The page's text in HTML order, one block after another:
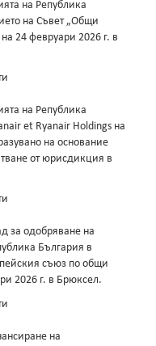
на Република
на Съвет „Общи
24 февруари 2026 г. в
на Република
et Ryanair Holdings на
на основание
от юрисдикция в
за одобряване на
България в
съюз по общи
2026 г. в Брюксел.
на